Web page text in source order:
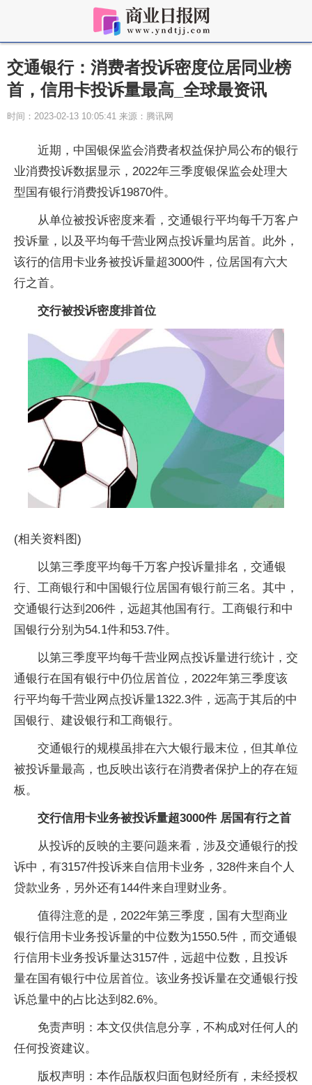
交通银行：消费者投诉密度位居同业榜
首，信用卡投诉量最高_全球最资讯
时间：2023-02-13 10:05:41 来源：腾讯网
近期，中国银保监会消费者权益保护局公布的银行
业消费投诉数据显示，2022年三季度银保监会处理大
型国有银行消费投诉19870件。
从单位被投诉密度来看，交通银行平均每千万客户
投诉量，以及平均每千营业网点投诉量均居首。此外，
该行的信用卡业务被投诉量超3000件，位居国有六大
行之首。
交行被投诉密度排首位
(相关资料图)
以第三季度平均每千万客户投诉量排名，交通银
行、工商银行和中国银行位居国有银行前三名。其中，
交通银行达到206件，远超其他国有行。工商银行和中
国银行分别为54.1件和53.7件。
以第三季度平均每千营业网点投诉量进行统计，交
通银行在国有银行中仍位居首位，2022年第三季度该
行平均每千营业网点投诉量1322.3件，远高于其后的中
国银行、建设银行和工商银行。
交通银行的规模虽排在六大银行最末位，但其单位
被投诉量最高，也反映出该行在消费者保护上的存在短
板。
交行信用卡业务被投诉量超3000件 居国有行之首
从投诉的反映的主要问题来看，涉及交通银行的投
诉中，有3157件投诉来自信用卡业务，328件来自个人
贷款业务，另外还有144件来自理财业务。
值得注意的是，2022年第三季度，国有大型商业
银行信用卡业务投诉量的中位数为1550.5件，而交通银
行信用卡业务投诉量达3157件，远超中位数，且投诉
量在国有银行中位居首位。该业务投诉量在交通银行投
诉总量中的占比达到82.6%。
免责声明：本文仅供信息分享，不构成对任何人的
任何投资建议。
版权声明：本作品版权归面包财经所有，未经授权